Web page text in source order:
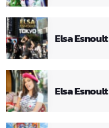
Elsa
Elsa